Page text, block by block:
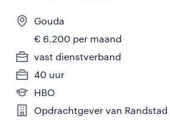
Gouda
€ 6.200 per maand
vast dienstverband
40 uur
HBO
Opdrachtgever van Randstad